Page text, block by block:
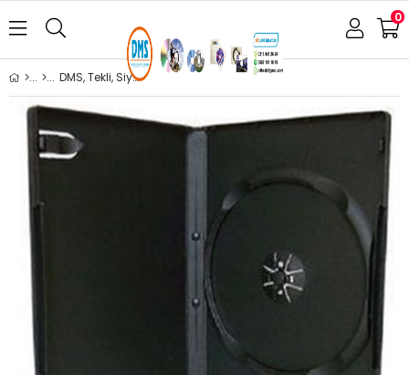
0
DMS, Tekli, Siyah DVD Kutusu 14mm 100 Adet /Koli